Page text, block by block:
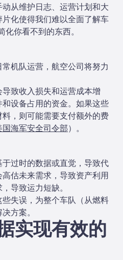
从维护日志、运营计划和大
化使得我们难以全面了解车
化你看不到的东西。
常机队运营，航空公司将努力
致收入损失和运营成本增
设备占用的资金。如果这些
，则可能需要支付额外的费
国海军安全司令部）。
过时的数据或直觉，导致代
估未来需求，导致资产利用
导致运力短缺。
失误，为整个车队（从燃料
方案。
实现有效的